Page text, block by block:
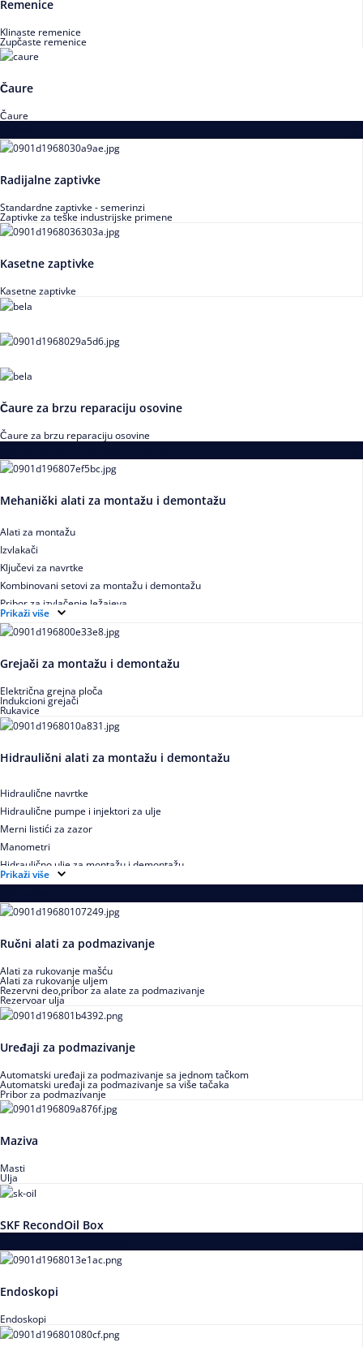
Remenice
Klinaste remenice
Zupčaste remenice
Čaure
Čaure
Radijalne zaptivke
Standardne zaptivke - semerinzi
Zaptivke za teške industrijske primene
Kasetne zaptivke
Kasetne zaptivke
Čaure za brzu reparaciju osovine
Čaure za brzu reparaciju osovine
Mehanički alati za montažu i demontažu
Alati za montažu
Izvlakači
Ključevi za navrtke
Kombinovani setovi za montažu i demontažu
Pribor za izvlačenje ležajeva
Prikaži više
Grejači za montažu i demontažu
Električna grejna ploča
Indukcioni grejači
Rukavice
Hidraulični alati za montažu i demontažu
Hidraulične navrtke
Hidraulične pumpe i injektori za ulje
Merni listići za zazor
Manometri
Hidraulično ulje za montažu i demontažu
Prikaži više
Ručni alati za podmazivanje
Alati za rukovanje mašću
Alati za rukovanje uljem
Rezervni deo,pribor za alate za podmazivanje
Rezervoar ulja
Uređaji za podmazivanje
Automatski uređaji za podmazivanje sa jednom tačkom
Automatski uređaji za podmazivanje sa više tačaka
Pribor za podmazivanje
Maziva
Masti
Ulja
SKF RecondOil Box
Endoskopi
Endoskopi